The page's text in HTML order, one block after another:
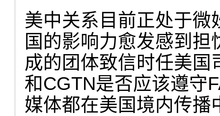
美中关系目前正处于
国的影响力愈发感到
成的团体致信时任美
和CGTN是否应该遵守
媒体都在美国境内传播